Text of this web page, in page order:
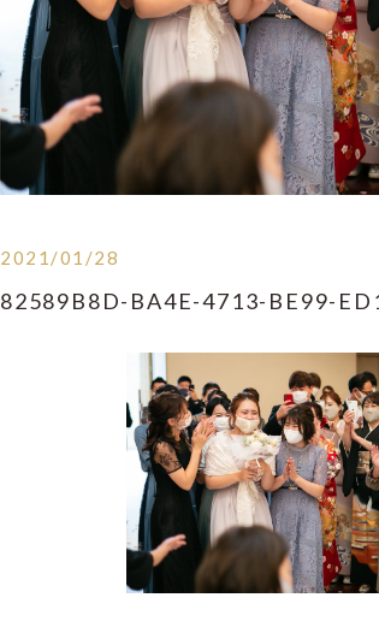
2021/01/28
82589B8D-BA4E-4713-BE99-